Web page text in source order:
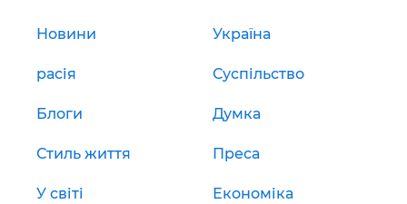
Новини Україна
расія Суспільство
Блоги Думка
Стиль життя Преса
У світі Економіка